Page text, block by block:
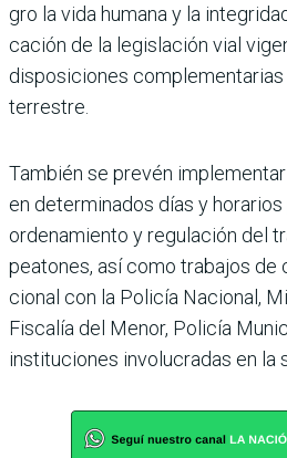
gro la vida humana y la
cación de la legislación vial
disposiciones
terrestre.
También se prevén
en determinados días y
ordenamiento y regu­lación del
peatones, así como traba­jos
cional con la Policía Nacional,
Fiscalía del Menor, Policía
institucio­nes involucradas en la